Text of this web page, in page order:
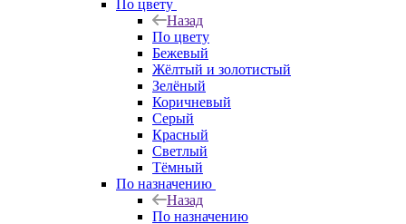
По цвету
Назад
По цвету
Бежевый
Жёлтый и золотистый
Зелёный
Коричневый
Серый
Красный
Светлый
Тёмный
По назначению
Назад
По назначению